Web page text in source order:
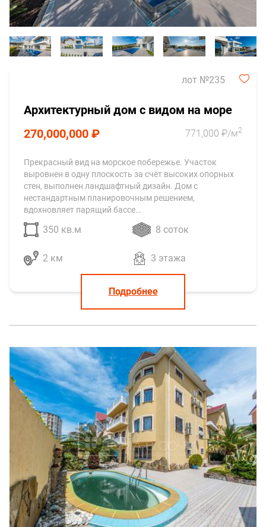
лот №235
Архитектурный дом с видом на море
270,000,000 ₽
771,000 ₽/м2
Прекрасный вид на морское побережье. Участок
выровнен в одну плоскость за счёт высоких опорных
стен, выполнен ландшафтный дизайн. Дом с
нестандартным планировочным решением,
вдохновляет парящий бассе…
350 кв.м 8 соток
2 км 3 этажа
Подробнее